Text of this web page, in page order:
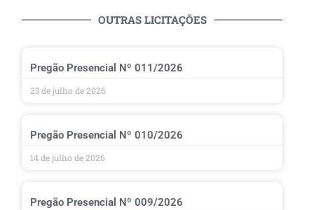
OUTRAS LICITAÇÕES
Pregão Presencial Nº 011/2026
23 de julho de 2026
Pregão Presencial Nº 010/2026
14 de julho de 2026
Pregão Presencial Nº 009/2026